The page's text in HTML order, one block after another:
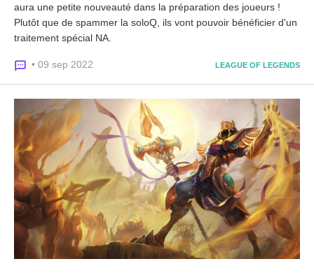
aura une petite nouveauté dans la préparation des joueurs !
Plutôt que de spammer la soloQ, ils vont pouvoir bénéficier d'un
traitement spécial NA.
• 09 sep 2022 LEAGUE OF LEGENDS